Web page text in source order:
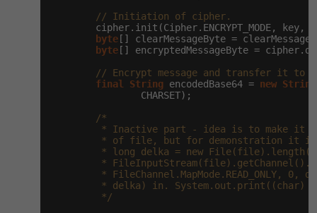
// Initiation of cipher.
cipher.init(Cipher.ENCRYPT_MODE, key,
byte [] clearMessageByte =
byte [] encryptedMessageByte =
// Encrypt message and transfer it to
final
String encodedBase64 = new String
                CHARSET);
/*
* Inactive part - idea is to make it
* of file, but for demonstration it
* long delka = new
*
* FileChannel.MapMode.READ_ONLY, 0,
* delka) in. System.out.print((char)
         */